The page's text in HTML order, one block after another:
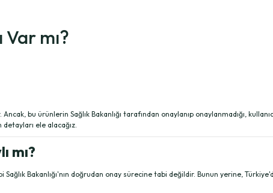
mı?
bu ürünlerin Sağlık Bakanlığı tarafından onaylanıp onaylanmadığı,
detayları ele alacağız.
mı?
Bakanlığı'nın doğrudan onay sürecine tabi değildir. Bunun yerine,